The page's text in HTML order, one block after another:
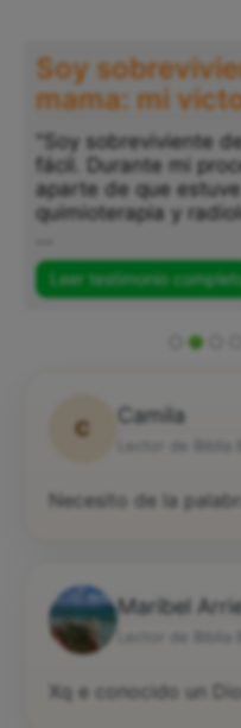
Soy
mama: mi
"Soy sobreviviente
fácil. Durante mi
aparte de que
quimioterapia y
Leer testimonio
C
Camila
Necesito de la
Maribel
Xq e conocido un